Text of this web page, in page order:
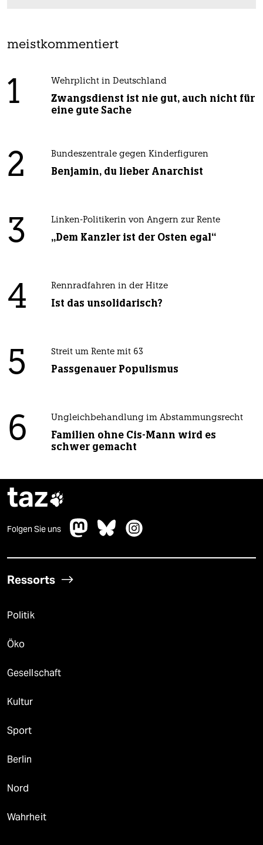
meistkommentiert
1 Wehrplicht in Deutschland
Zwangsdienst ist nie gut, auch nicht für
eine gute Sache
2 Bundeszentrale gegen Kinderfiguren
Benjamin, du lieber Anarchist
3 Linken-Politikerin von Angern zur Rente
„Dem Kanzler ist der Osten egal“
4 Rennradfahren in der Hitze
Ist das unsolidarisch?
5 Streit um Rente mit 63
Passgenauer Populismus
6 Ungleichbehandlung im Abstammungsrecht
Familien ohne Cis-Mann wird es
schwer gemacht
taz
Folgen Sie uns
Ressorts
Politik
Öko
Gesellschaft
Kultur
Sport
Berlin
Nord
Wahrheit